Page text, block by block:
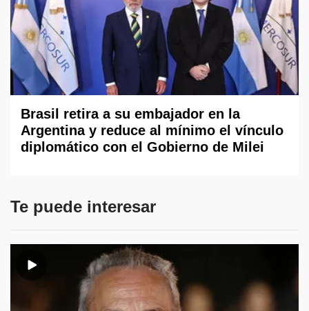
Brasil retira a su embajador en la
Argentina y reduce al mínimo el vínculo
diplomático con el Gobierno de Milei
Te puede interesar